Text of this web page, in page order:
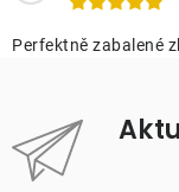
Perfektně zabalené